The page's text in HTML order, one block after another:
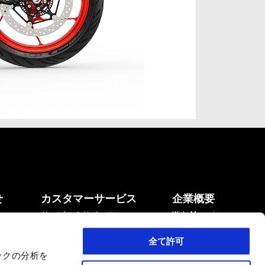
の分析を
全て許可
カスタマーサービス
サービス＆サポート
Online shop
企業概要
Wide Magazine
Piaggio Group
Accessibility